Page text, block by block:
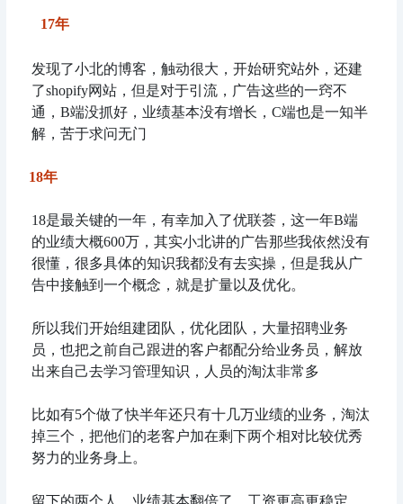
17年
发现了小北的博客，触动很大，开始研究站外，还建
了shopify网站，但是对于引流，广告这些的一窍不
通，B端没抓好，业绩基本没有增长，C端也是一知半
解，苦于求问无门
18年
18是最关键的一年，有幸加入了优联荟，这一年B端
的业绩大概600万，其实小北讲的广告那些我依然没有
很懂，很多具体的知识我都没有去实操，但是我从广
告中接触到一个概念，就是扩量以及优化。
所以我们开始组建团队，优化团队，大量招聘业务
员，也把之前自己跟进的客户都配分给业务员，解放
出来自己去学习管理知识，人员的淘汰非常多
比如有5个做了快半年还只有十几万业绩的业务，淘汰
掉三个，把他们的老客户加在剩下两个相对比较优秀
努力的业务身上。
留下的两个人，业绩基本翻倍了，工资更高更稳定